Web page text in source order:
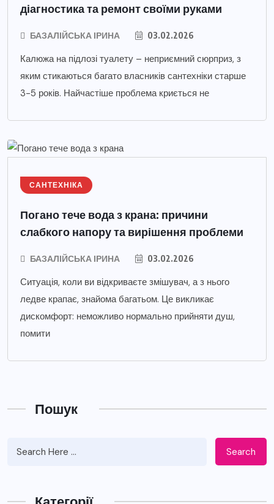
діагностика та ремонт своїми руками
БАЗАЛІЙСЬКА ІРИНА 03.02.2026
Калюжа на підлозі туалету – неприємний сюрприз, з
яким стикаються багато власників сантехніки старше
3-5 років. Найчастіше проблема криється не
САНТЕХНІКА
Погано тече вода з крана: причини
слабкого напору та вирішення проблеми
БАЗАЛІЙСЬКА ІРИНА 03.02.2026
Ситуація, коли ви відкриваєте змішувач, а з нього
ледве крапає, знайома багатьом. Це викликає
дискомфорт: неможливо нормально прийняти душ,
помити
Пошук
Search